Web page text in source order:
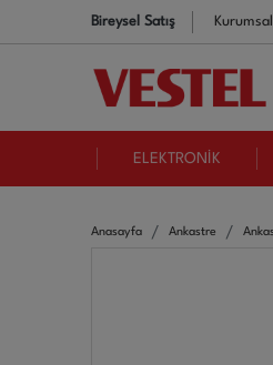
Bireysel Satış
ELEKTRONİK
Anasayfa Ankastre